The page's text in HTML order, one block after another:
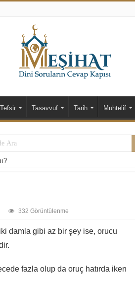
Tefsir Tasavvuf Tarih Muhtelif
332 Görüntülenme
damla gibi az bir şey ise, orucu
fazla olup da oruç hatırda iken